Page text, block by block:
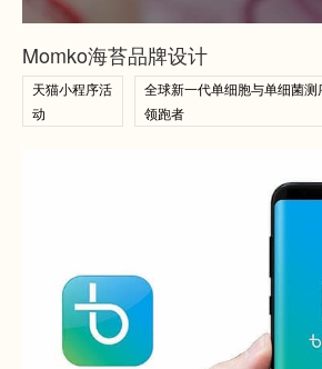
查看案例
Momko海苔品牌设计
天猫小程序活
动
全球新一代单细胞与单细菌测
领跑者